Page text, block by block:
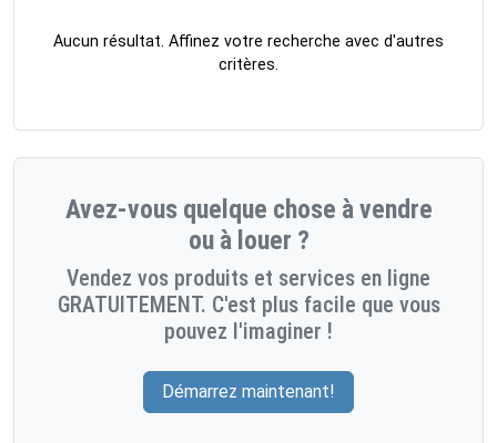
Aucun résultat. Affinez votre recherche avec d'autres
critères.
Avez-vous quelque chose à vendre
ou à louer ?
Vendez vos produits et services en ligne
GRATUITEMENT. C'est plus facile que vous
pouvez l'imaginer !
Démarrez maintenant!